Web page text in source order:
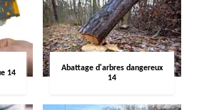
14
Abattage d'arbres dangereux
14